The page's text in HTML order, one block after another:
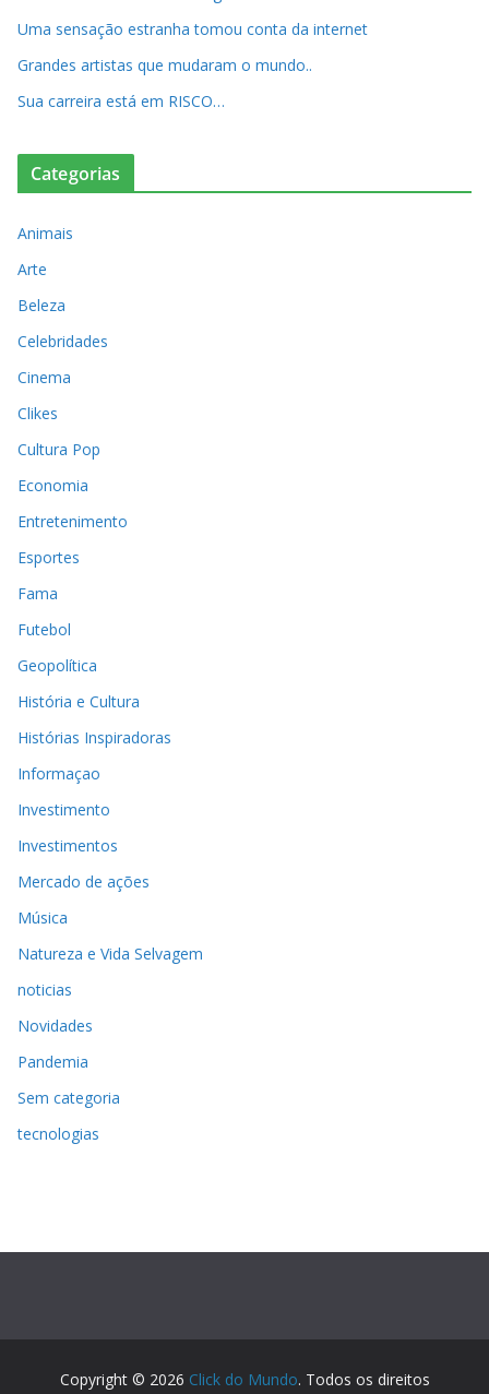
Uma sensação estranha tomou conta da internet
Grandes artistas que mudaram o mundo..
Sua carreira está em RISCO…
Categorias
Animais
Arte
Beleza
Celebridades
Cinema
Clikes
Cultura Pop
Economia
Entretenimento
Esportes
Fama
Futebol
Geopolítica
História e Cultura
Histórias Inspiradoras
Informaçao
Investimento
Investimentos
Mercado de ações
Música
Natureza e Vida Selvagem
noticias
Novidades
Pandemia
Sem categoria
tecnologias
Copyright © 2026 Click do Mundo. Todos os direitos